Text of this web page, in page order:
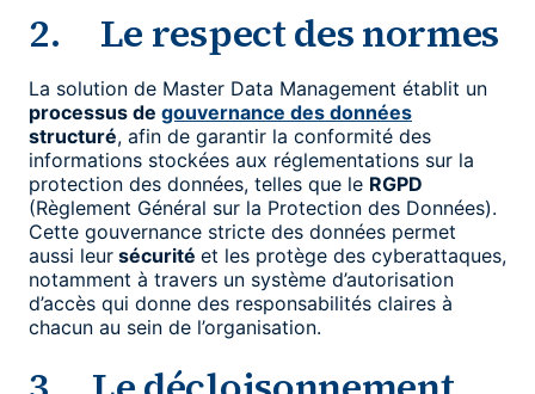
2. Le respect des normes
La solution de Master Data Management établit un
processus de gouvernance des données
structuré, afin de garantir la conformité des
informations stockées aux réglementations sur la
protection des données, telles que le RGPD
(Règlement Général sur la Protection des Données).
Cette gouvernance stricte des données permet
aussi leur sécurité et les protège des cyberattaques,
notamment à travers un système d’autorisation
d’accès qui donne des responsabilités claires à
chacun au sein de l’organisation.